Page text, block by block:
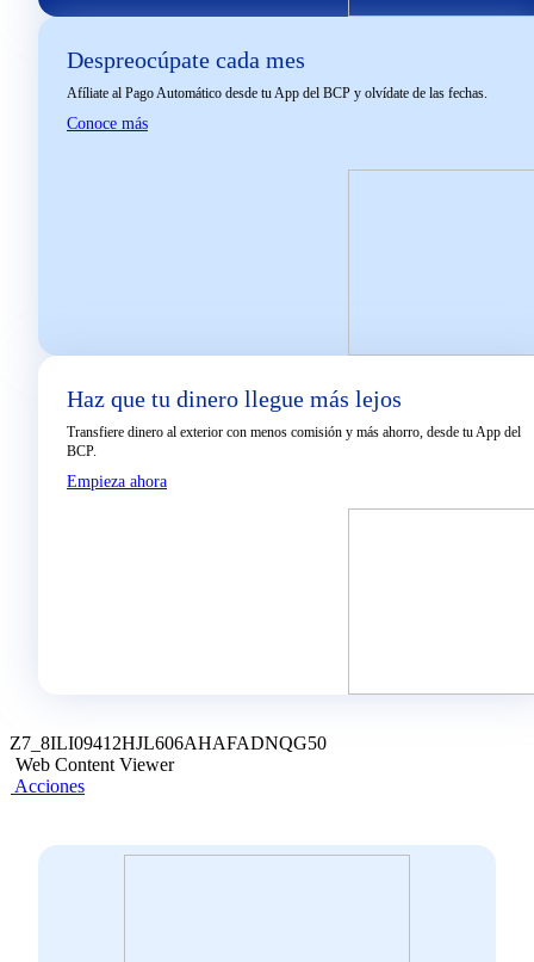
Despreocúpate cada mes​
Afíliate al Pago Automático desde tu App del BCP y olvídate de las fechas.
Conoce más
Haz que tu dinero llegue más lejos
Transfiere dinero al exterior con menos comisión y más ahorro, desde tu App del
BCP.​
Empieza ahora
Z7_8ILI09412HJL606AHAFADNQG50
Web Content Viewer
Acciones